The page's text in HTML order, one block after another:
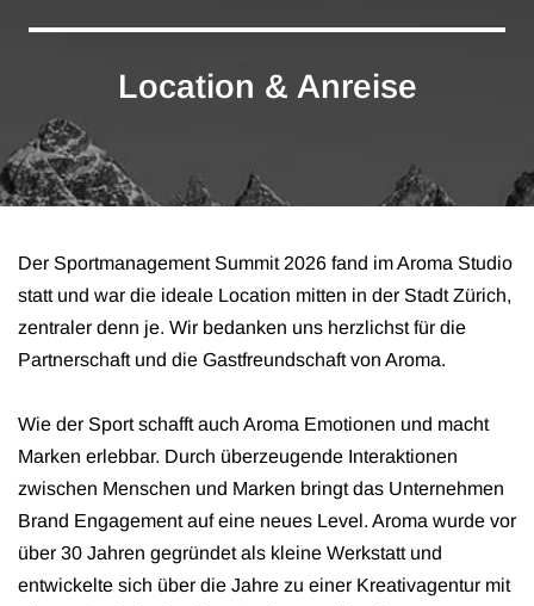
Location & Anreise
Der Sportmanagement Summit 2026 fand im Aroma Studio
statt und war die ideale Location mitten in der Stadt Zürich,
zentraler denn je. Wir bedanken uns herzlichst für die
Partnerschaft und die Gastfreundschaft von Aroma.
Wie der Sport schafft auch Aroma Emotionen und macht
Marken erlebbar. Durch überzeugende Interaktionen
zwischen Menschen und Marken bringt das Unternehmen
Brand Engagement auf eine neues Level. Aroma wurde vor
über 30 Jahren gegründet als kleine Werkstatt und
entwickelte sich über die Jahre zu einer Kreativagentur mit